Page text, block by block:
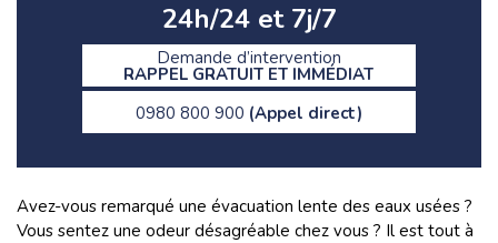
24h/24 et 7j/7
Demande d’intervention
RAPPEL GRATUIT ET IMMÉDIAT
0980 800 900 (Appel direct)
Avez-vous remarqué une évacuation lente des eaux usées ?
Vous sentez une odeur désagréable chez vous ? Il est tout à